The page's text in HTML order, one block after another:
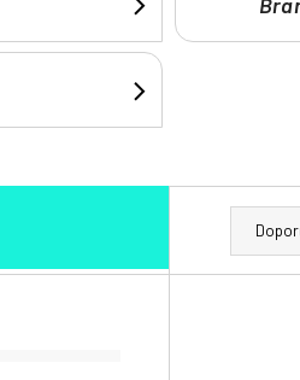
Ř
z